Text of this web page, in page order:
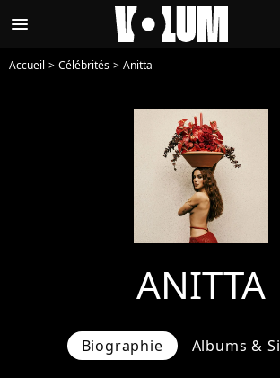
menu
Accueil Célébrités Anitta
ANITTA
Biographie Albums &